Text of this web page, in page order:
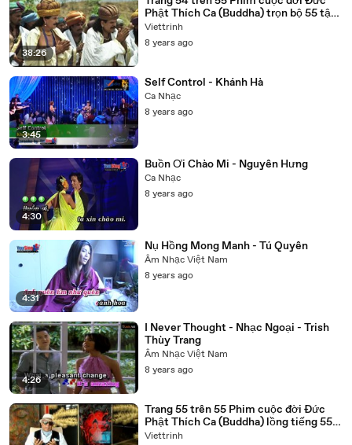
38:26
Phật Thích Ca (Buddha) trọn bộ 55 tập
lồng tiếng
Viettrinh
8 years ago
3:45
Self Control - Khánh Hà
Ca Nhạc
8 years ago
4:30
Buồn Ơi Chào Mi - Nguyên Hưng
Ca Nhạc
8 years ago
4:31
Nụ Hồng Mong Manh - Tú Quyên
Âm Nhạc Việt Nam
8 years ago
4:26
I Never Thought - Nhạc Ngoại - Trish
Thùy Trang
Âm Nhạc Việt Nam
8 years ago
Trang 55 trên 55 Phim cuộc đời Đức
Phật Thích Ca (Buddha) lồng tiếng 55
tập trọn bộ
Viettrinh